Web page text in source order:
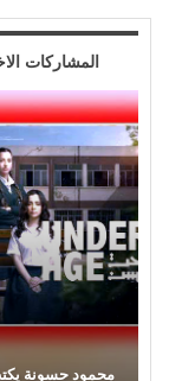
المشاركات
محمود حسونة